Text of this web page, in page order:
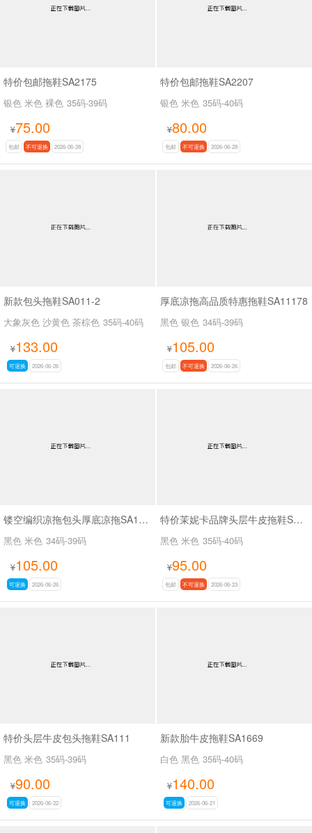
特价包邮拖鞋SA2175
银色 米色 裸色 35码-39码
¥75.00
包邮 不可退换 2026-06-28
特价包邮拖鞋SA2207
银色 米色 35码-40码
¥80.00
包邮 不可退换 2026-06-28
新款包头拖鞋SA011-2
大象灰色 沙黄色 茶棕色 35码-40码
¥133.00
可退换 2026-06-26
厚底凉拖高品质特惠拖鞋SA11178
黑色 银色 34码-39码
¥105.00
包邮 不可退换 2026-06-26
镂空编织凉拖包头厚底凉拖SA11175
黑色 米色 34码-39码
¥105.00
可退换 2026-06-26
特价茉妮卡品牌头层牛皮拖鞋SA111
黑色 米色 35码-40码
¥95.00
包邮 不可退换 2026-06-23
特价头层牛皮包头拖鞋SA111
黑色 米色 35码-39码
¥90.00
可退换 2026-06-22
新款胎牛皮拖鞋SA1669
白色 黑色 35码-40码
¥140.00
可退换 2026-06-21